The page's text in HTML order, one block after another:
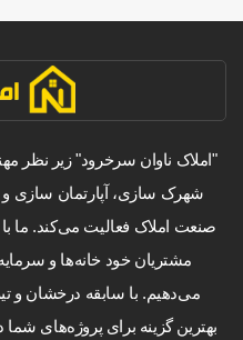
"املاک ناوان سرخرود" زیر نظر
شهرک سازی، آپارتمان سازی و
صنعت املاک فعالیت می‌کند. ما
مشتریان خود خانه‌ها و
می‌دهیم. با سابقه درخشان و
بهترین گزینه برای پروژه‌های